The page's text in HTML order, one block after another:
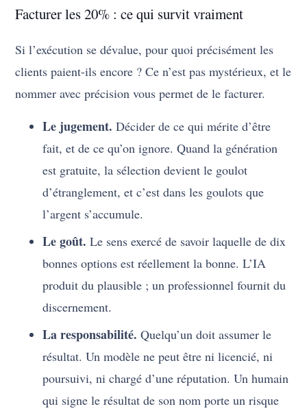
Facturer les 20% : ce qui survit vraiment
Si l’exécution se dévalue, pour quoi précisément les
clients paient-ils encore ? Ce n’est pas mystérieux, et le
nommer avec précision vous permet de le facturer.
Le jugement. Décider de ce qui mérite d’être
fait, et de ce qu’on ignore. Quand la génération
est gratuite, la sélection devient le goulot
d’étranglement, et c’est dans les goulots que
l’argent s’accumule.
Le goût. Le sens exercé de savoir laquelle de dix
bonnes options est réellement la bonne. L’IA
produit du plausible ; un professionnel fournit du
discernement.
La responsabilité. Quelqu’un doit assumer le
résultat. Un modèle ne peut être ni licencié, ni
poursuivi, ni chargé d’une réputation. Un humain
qui signe le résultat de son nom porte un risque